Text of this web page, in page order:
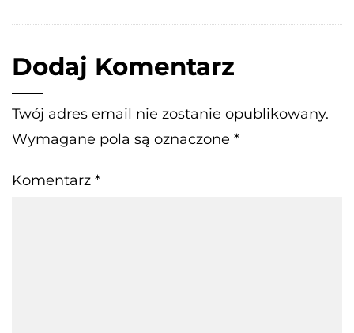
Dodaj Komentarz
Twój adres email nie zostanie opublikowany.
Wymagane pola są oznaczone *
Komentarz *